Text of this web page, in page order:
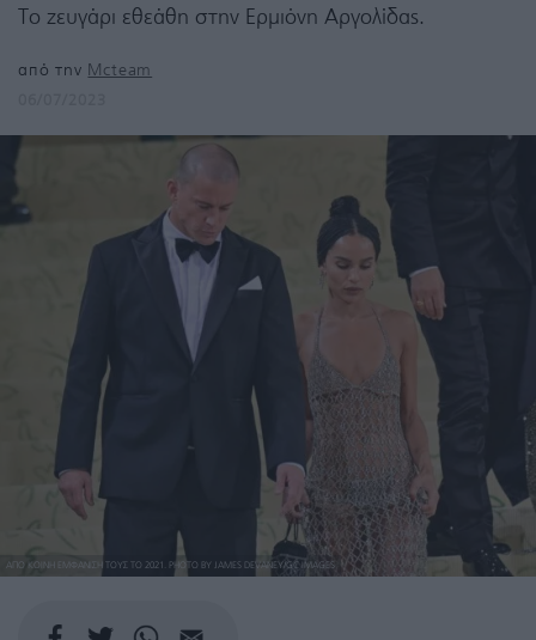
Το ζευγάρι εθεάθη στην Ερμιόνη Αργολίδας.
από την Mcteam
ΑΠΟ ΚΟΙΝΗ ΕΜΦΑΝΙΣΗ ΤΟΥΣ ΤΟ 2021. PHOTO BY JAMES DEVANEY/GC IMAGES